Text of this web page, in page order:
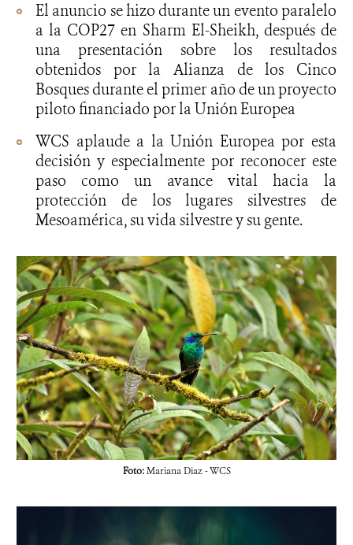
El anuncio se hizo durante un evento paralelo
a la COP27 en Sharm El-Sheikh, después de
una presentación sobre los resultados
obtenidos por la Alianza de los Cinco
Bosques durante el primer año de un proyecto
piloto financiado por la Unión Europea
WCS aplaude a la Unión Europea por esta
decisión y especialmente por reconocer este
paso como un avance vital hacia la
protección de los lugares silvestres de
Mesoamérica, su vida silvestre y su gente.
Foto:Mariana Diaz - WCS